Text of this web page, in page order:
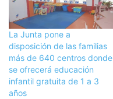
La Junta pone a
disposición de las familias
más de 640 centros donde
se ofrecerá educación
infantil gratuita de 1 a 3
años